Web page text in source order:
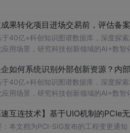
果转化项目进场交易前，评估备
于40亿+科创知识图谱数据库，深度探
应用场景，研究科技创新领域的AI+数智
如何系统识别外部创新资源？内
于40亿+科创知识图谱数据库，深度探
应用场景，研究科技创新领域的AI+数智
速互连技术】基于UIO机制的
：本文档为PCI-SIG发布的工程变更通